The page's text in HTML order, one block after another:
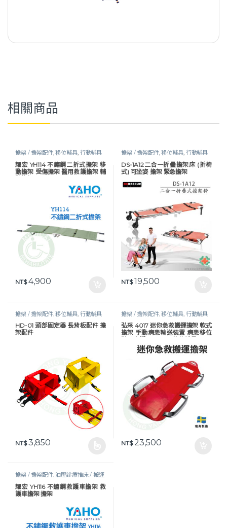
相關商品
擔架 / 擔架配件,移位輔具, 行動輔具
耀宏 YH114 不鏽鋼二折式擔架 移
動擔架 受傷擔架 醫用救護擔架 輔
NT$4,900
擔架 / 擔架配件,移位輔具, 行動輔具
DS-1A12二合一折疊擔架床 (折椅
式) 可坐姿 擔架 緊急擔架
NT$19,500
擔架 / 擔架配件,移位輔具, 行動輔具
HD-01 頭部固定器 長背板配件 擔
架配件
NT$3,850
擔架 / 擔架配件,移位輔具, 行動輔具
弘采 4017 迷你急救搬運擔架 軟式
擔架 手動病患輸送裝置 病患移位
NT$23,500
擔架 / 擔架配件,油壓診療推床 / 搬運
推床, 移位輔具,行動輔具,醫護器材
耀宏 YH116 不鏽鋼救護車擔架 救
護車擔架 擔架